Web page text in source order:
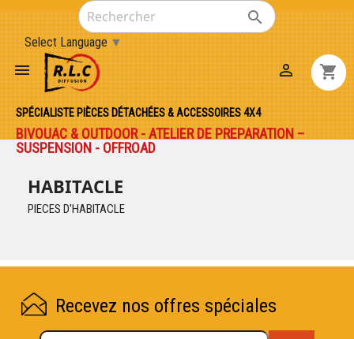

Select Language ▼
 shopping_cart

SPÉCIALISTE PIÈCES DÉTACHÉES & ACCESSOIRES 4X4
BIVOUAC & OUTDOOR - ATELIER DE PREPARATION –
SUSPENSION - OFFROAD
HABITACLE
PIECES D'HABITACLE
Recevez nos offres spéciales